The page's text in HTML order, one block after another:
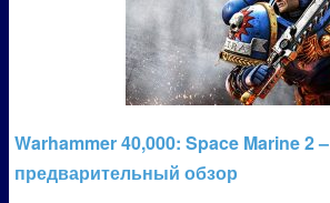
Warhammer 40,000: Space Marine 2 –
предварительный обзор